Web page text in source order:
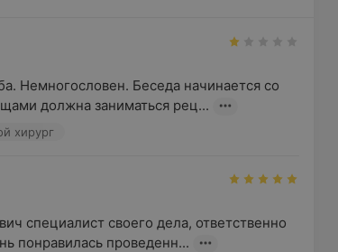
Немногословен. Беседа начинается со
должна заниматься рец...
хирург
специалист своего дела, ответственно
понравилась проведенн...